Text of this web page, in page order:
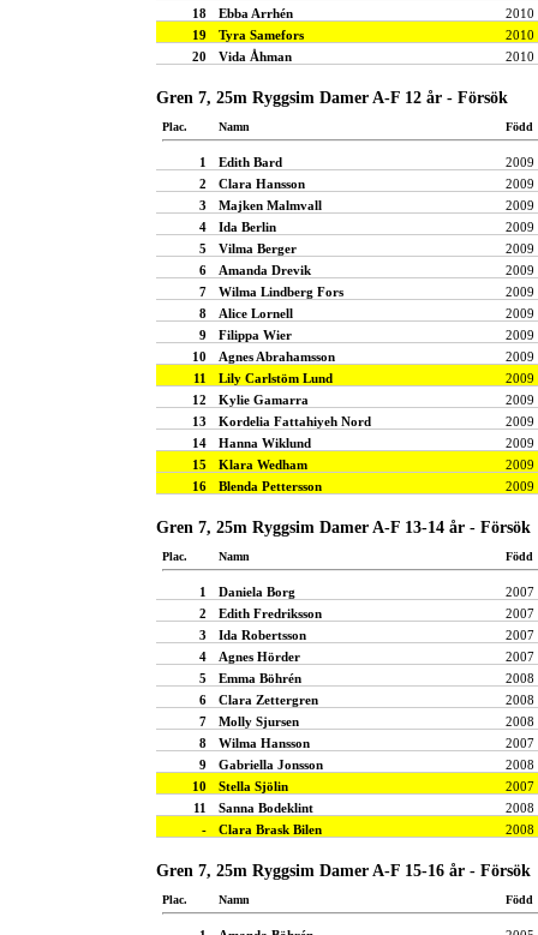
18
Ebba Arrhén
2010
19
Tyra Samefors
2010
20
Vida Åhman 2010
Gren 7, 25m Ryggsim Damer A-F 12 år - Försök
Plac. Namn Född
1 Edith Bard
2009
2
Clara Hansson
2009
3
Majken Malmvall
2009
4
Ida Berlin
2009
5
Vilma Berger
2009
6
Amanda Drevik
2009
7
Wilma Lindberg Fors
2009
8
Alice Lornell
2009
9
Filippa Wier
2009
10
Agnes Abrahamsson
2009
11
Lily Carlstöm Lund
2009
12
Kylie Gamarra
2009
13
Kordelia Fattahiyeh Nord
2009
14
Hanna Wiklund
2009
15
Klara Wedham
2009
16
Blenda Pettersson 2009
Gren 7, 25m Ryggsim Damer A-F 13-14 år - Försök
Plac. Namn Född
1 Daniela Borg
2007
2
Edith Fredriksson
2007
3
Ida Robertsson
2007
4
Agnes Hörder
2007
5
Emma Böhrén
2008
6
Clara Zettergren
2008
7
Molly Sjursen
2008
8
Wilma Hansson
2007
9
Gabriella Jonsson
2008
10
Stella Sjölin
2007
11
Sanna Bodeklint
2008
-
Clara Brask Bilen 2008
Gren 7, 25m Ryggsim Damer A-F 15-16 år - Försök
Plac. Namn Född